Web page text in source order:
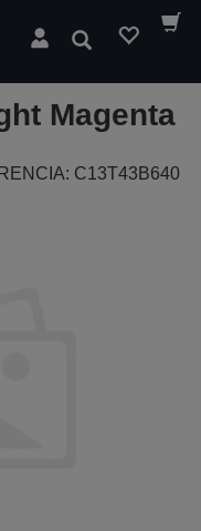
Buscar
Magenta
C13T43B640